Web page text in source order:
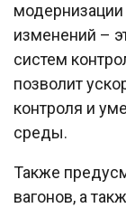
изменений –
систем
позволит
контроля и
среды.
Также
вагонов, а